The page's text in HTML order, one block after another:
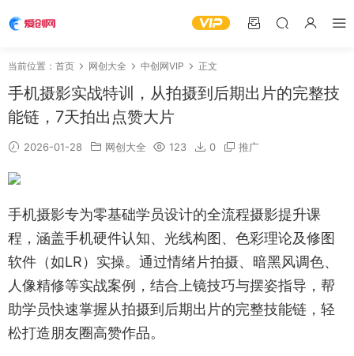
当前位置： 首页 网创大全 中创网VIP 正文
手机摄影实战特训，从拍摄到后期出片的完整技
能链，7天拍出点赞大片
2026-01-28 网创大全 123 0 推广
手机摄影专为零基础学员设计的全流程摄影提升课
程，涵盖手机硬件认知、光线构图、色彩理论及修图
软件（如LR）实操。通过情绪片拍摄、暗黑风调色、
人像精修等实战案例，结合上镜技巧与摆姿指导，帮
助学员快速掌握从拍摄到后期出片的完整技能链，轻
松打造朋友圈高赞作品。